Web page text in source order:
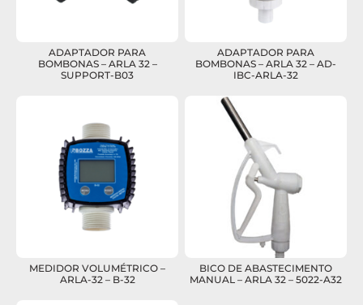
ADAPTADOR PARA
BOMBONAS – ARLA 32 –
SUPPORT-B03
ADAPTADOR PARA
BOMBONAS – ARLA 32 – AD-
IBC-ARLA-32
MEDIDOR VOLUMÉTRICO –
ARLA-32 – B-32
BICO DE ABASTECIMENTO
MANUAL – ARLA 32 – 5022-A32